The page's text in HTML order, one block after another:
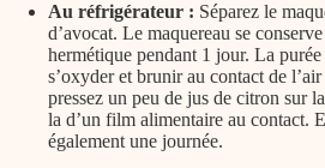
Au réfrigérateur : Séparez le
d’avocat. Le maquereau se
hermétique pendant 1 jour. La purée
s’oxyder et brunir au contact de
pressez un peu de jus de citron sur
la d’un film alimentaire au contact.
également une journée.